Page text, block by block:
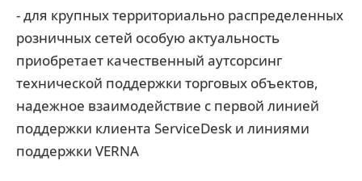
- для крупных территориально распределенных
розничных сетей особую актуальность
приобретает качественный аутсорсинг
технической поддержки торговых объектов,
надежное взаимодействие с первой линией
поддержки клиента ServiceDesk и линиями
поддержки VERNA